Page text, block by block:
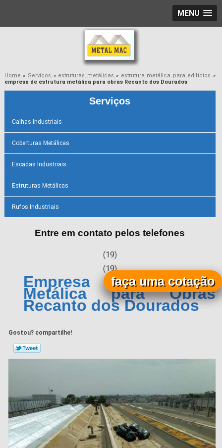
MENU
Home » Serviços » estruturas metálicas» estrutura metálica para edifícios »
empresa de estrutura metálica para obras Recanto dos Dourados
Serviços
Calhas Industriais
Coberturas Metálicas
Escadas Industriais
Estruturas Metálicas
Rufos Industriais
Entre em contato pelos telefones
(19)
(19)
Empresa de Estrutura
Metálica para Obras
Recanto dos Dourados
Gostou? compartilhe!
faça uma cotação